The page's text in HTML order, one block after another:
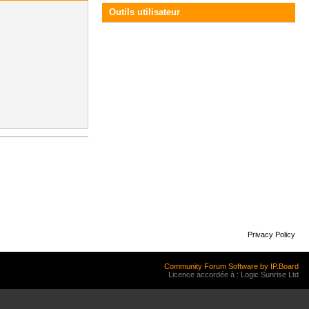
Outils utilisateur
Privacy Policy
Community Forum Software by IP.Board
Licence accordée à : Logic Sunrise Ltd